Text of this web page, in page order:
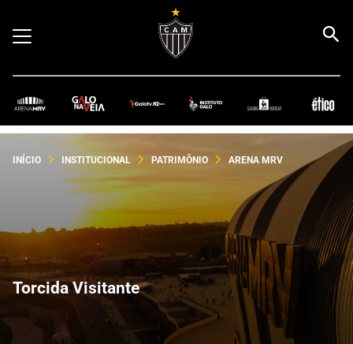
INÍCIO INSTITUCIONAL PATRIMÔNIO ARENA MRV
Torcida Visitante